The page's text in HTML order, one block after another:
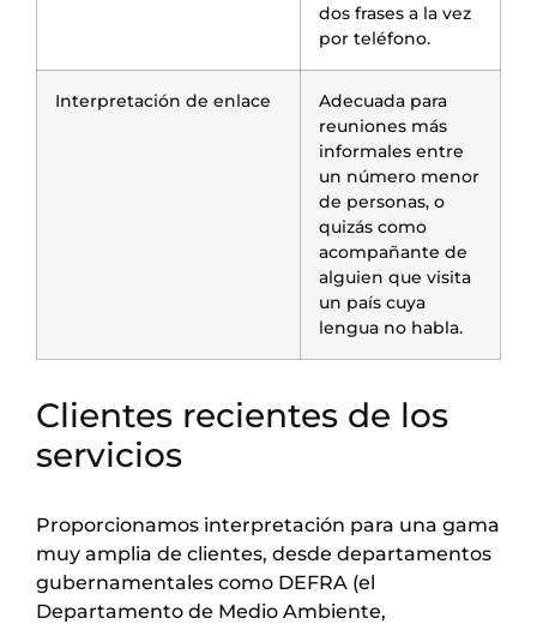
dos frases a la vez
por teléfono.
Interpretación de enlace
Adecuada para
reuniones más
informales entre
un número menor
de personas, o
quizás como
acompañante de
alguien que visita
un país cuya
lengua no habla.
Clientes recientes de los
servicios
Proporcionamos interpretación para una gama
muy amplia de clientes, desde departamentos
gubernamentales como DEFRA (el
Departamento de Medio Ambiente,